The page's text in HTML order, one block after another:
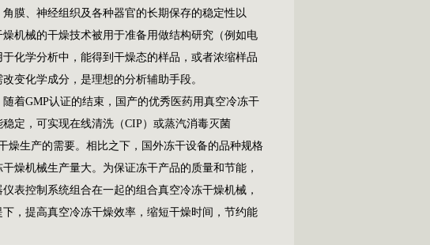
膜、神经组织及各种器官的长期保存的稳定性以
机械的干燥技术被用于准备用做结构研究（例如电
化学分析中，能得到干燥态的样品，或者浓缩样品
变化学成分，是理想的分析辅助手段。
GMP认证的结束，国产的优秀医药用真空冷冻干
定，可实现在线清洗（CIP）或蒸汽消毒灭菌
燥生产的需要。相比之下，国外冻干设备的品种规格
燥机械生产量大。为保证冻干产品的质量和节能，
表控制系统组合在一起的组合真空冷冻干燥机械，
，提高真空冷冻干燥效率，缩短干燥时间，节约能